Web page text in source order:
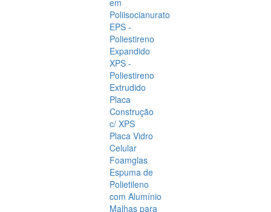
em
Poliisocianurato
EPS -
Poliestireno
Expandido
XPS -
Poliestireno
Extrudido
Placa
Construção
c/ XPS
Placa Vidro
Celular
Foamglas
Espuma de
Polietileno
com Alumínio
Malhas para